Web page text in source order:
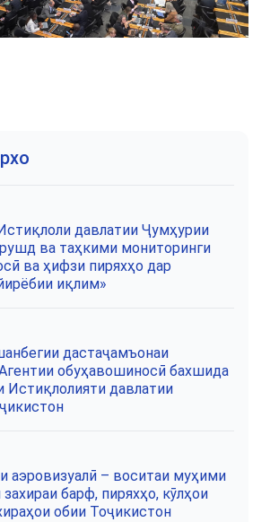
давлатии Ҷумҳурии
ва таҳкими мониторинги
ва ҳифзи пиряхҳо дар
иқлим»
дастаҷамъонаи
обуҳавошиносӣ бахшида
Истиқлолияти давлатии
аэровизуалӣ – воситаи муҳими
барф, пиряхҳо, кӯлҳои
обии Тоҷикистон